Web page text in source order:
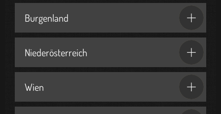
Burgenland
Niederösterreich
Wien